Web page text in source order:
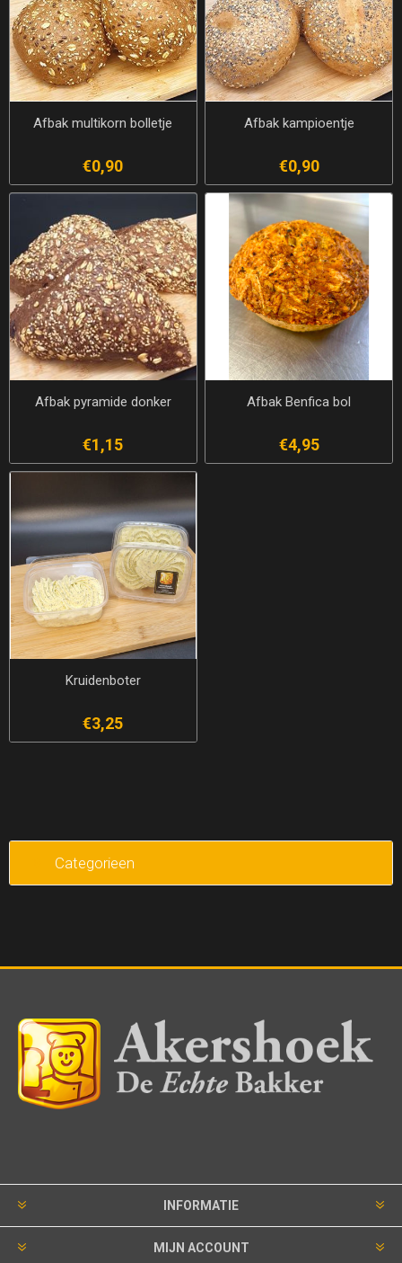
Afbak multikorn bolletje
€0,90
Afbak kampioentje
€0,90
Afbak pyramide donker
€1,15
Afbak Benfica bol
€4,95
Kruidenboter
€3,25
Categorieen
INFORMATIE
MIJN ACCOUNT